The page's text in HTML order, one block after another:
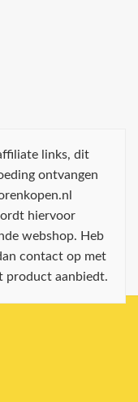
links, dit
ontvangen
hiervoor
webshop. Heb
contact op met
product aanbiedt.